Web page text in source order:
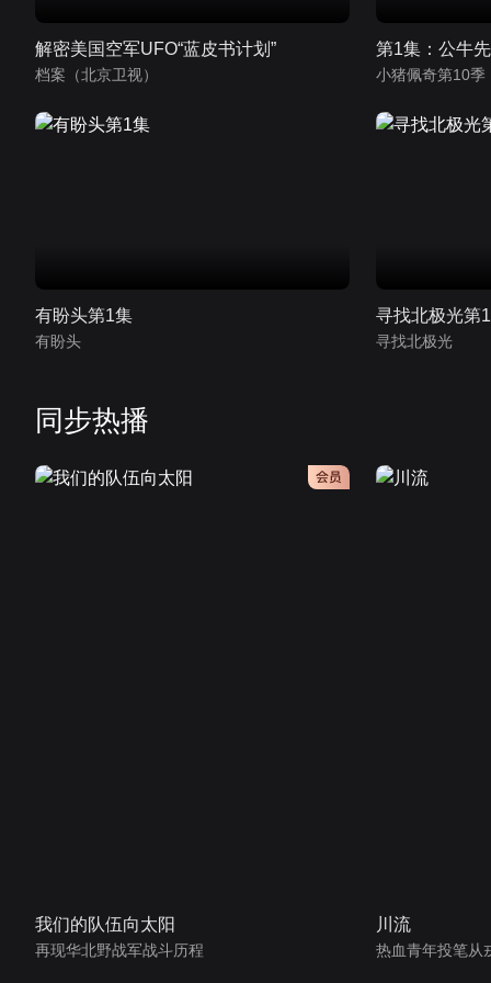
解密美国空军UFO“蓝皮书计划”
档案（北京卫视）
第1集：公牛
有盼头第1集
有盼头
寻找北极光第
寻找北极光
同步热播
会员
我们的队伍向太阳
再现华北野战军战斗历程
川流
热血青年投笔从